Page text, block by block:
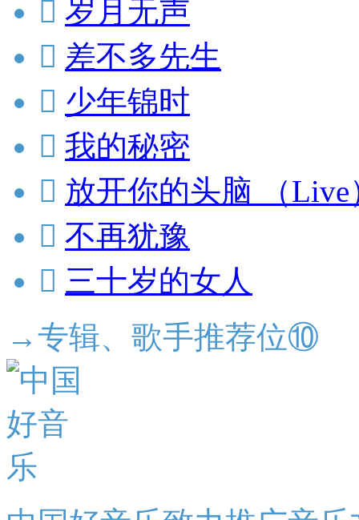
 岁月无声
 差不多先生
 少年锦时
 我的秘密
 放开你的头脑 （Live
 不再犹豫
 三十岁的女人
→专辑、歌手推荐位⑩